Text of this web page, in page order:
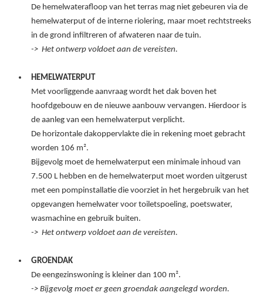
De hemelwaterafloop van het terras mag niet gebeuren via de
hemelwaterput of de interne riolering, maar moet rechtstreeks
in de grond infiltreren of afwateren naar de tuin.
-> Het ontwerp voldoet aan de vereisten.
HEMELWATERPUT
Met voorliggende aanvraag wordt het dak boven het
hoofdgebouw en de nieuwe aanbouw vervangen. Hierdoor is
de aanleg van een hemelwaterput verplicht.
De horizontale dakoppervlakte die in rekening moet gebracht
worden 106 m².
Bijgevolg moet de hemelwaterput een minimale inhoud van
7.500 L hebben en de hemelwaterput moet worden uitgerust
met een pompinstallatie die voorziet in het hergebruik van het
opgevangen hemelwater voor toiletspoeling, poetswater,
wasmachine en gebruik buiten.
-> Het ontwerp voldoet aan de vereisten.
GROENDAK
De eengezinswoning is kleiner dan 100 m².
-> Bijgevolg moet er geen groendak aangelegd worden.